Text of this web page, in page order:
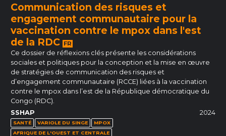
Communication des risques et
engagement communautaire pour la
vaccination contre le mpox dans l'est
de la RDC FR
Ce dossier de réflexions clés présente les considérations
sociales et politiques pour la conception et la mise en œuvre
de stratégies de communication des risques et
d’engagement communautaire (RCCE) liées à la vaccination
contre le mpox dans l’est de la République démocratique du
Congo (RDC).
SSHAP
2024
SANTÉ VARIOLE DU SINGE
MPOX
AFRIQUE DE L'OUEST ET CENTRALE